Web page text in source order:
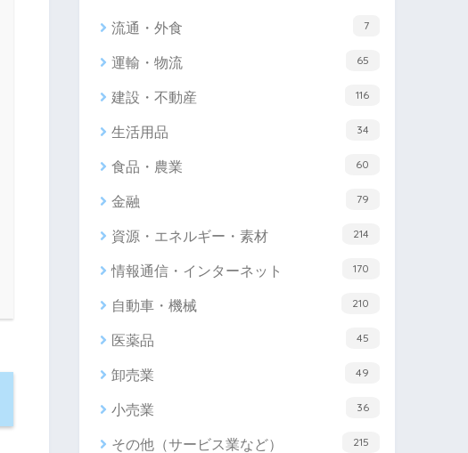
流通・外食 7
運輸・物流 65
建設・不動産 116
生活用品 34
食品・農業 60
金融 79
資源・エネルギー・素材 214
情報通信・インターネット 170
自動車・機械 210
医薬品 45
卸売業 49
小売業 36
その他（サービス業など） 215